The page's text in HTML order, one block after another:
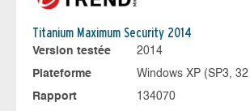
Titanium Maximum Security 2014
Version testée
2014
Plateforme
Windows XP (SP3,
Rapport
134070